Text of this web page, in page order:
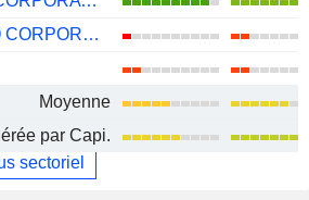
NITTO DENKO CORPORATION
Moyenne
par Capi.
sectoriel